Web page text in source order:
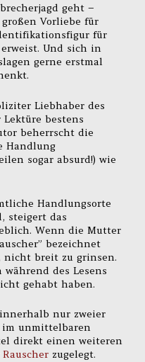
geht –
Vorliebe für
für
Und sich in
gerne erstmal
Liebhaber des
bestens
beherrscht die
Handlung
sogar absurd!) wie
Handlungsorte
steigert das
Wenn die Mutter
bezeichnet
nicht breit zu grinsen.
des Lesens
gehabt haben.
nur zweier
im unmittelbaren
direkt einen weiteren
zugelegt.